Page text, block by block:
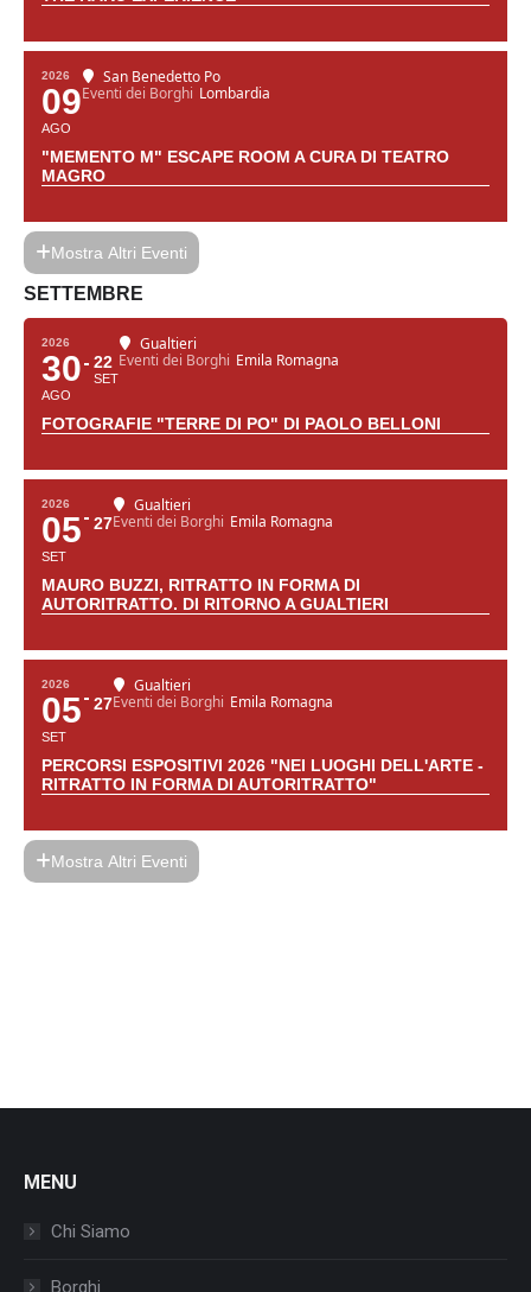
2026
09
AGO
San Benedetto Po
Eventi dei Borghi Lombardia
"MEMENTO M" ESCAPE ROOM A CURA DI TEATRO
MAGRO
Mostra Altri Eventi
SETTEMBRE
2026
30
AGO
22
SET
Gualtieri
Eventi dei Borghi Emila Romagna
FOTOGRAFIE "TERRE DI PO" DI PAOLO BELLONI
2026
05
SET
27
Gualtieri
Eventi dei Borghi Emila Romagna
MAURO BUZZI, RITRATTO IN FORMA DI
AUTORITRATTO. DI RITORNO A GUALTIERI
2026
05
SET
27
Gualtieri
Eventi dei Borghi Emila Romagna
PERCORSI ESPOSITIVI 2026 "NEI LUOGHI DELL'ARTE -
RITRATTO IN FORMA DI AUTORITRATTO"
Mostra Altri Eventi
MENU
Chi Siamo
Borghi